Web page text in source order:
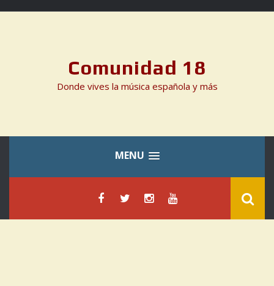
Comunidad 18
Donde vives la música española y más
MENU